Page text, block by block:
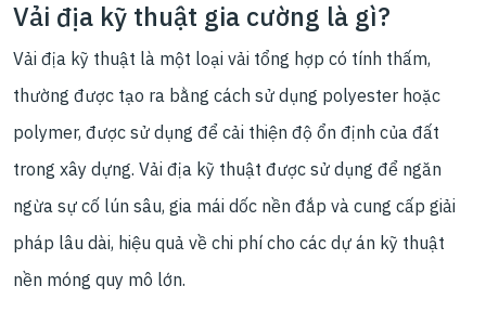
Vải địa kỹ thuật gia cường là gì?
Vải địa kỹ thuật là một loại vải tổng hợp có tính thấm,
thường được tạo ra bằng cách sử dụng polyester hoặc
polymer, được sử dụng để cải thiện độ ổn định của đất
trong xây dựng. Vải địa kỹ thuật được sử dụng để ngăn
ngừa sự cố lún sâu, gia mái dốc nền đắp và cung cấp giải
pháp lâu dài, hiệu quả về chi phí cho các dự án kỹ thuật
nền móng quy mô lớn.